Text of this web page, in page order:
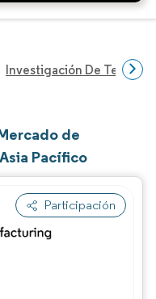
Investigación De
de
Pacífico
Participación